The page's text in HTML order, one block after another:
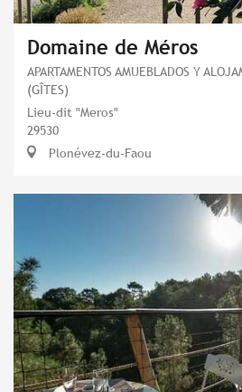
Domaine de Méros
APARTAMENTOS AMUEBLADOS Y
(GÎTES)
Lieu-dit "Meros"
29530
Plonévez-du-Faou